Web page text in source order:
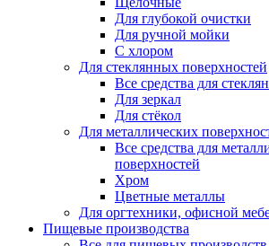
Для глубокой очистки
Для ручной мойки
С хлором
Для стеклянных поверхностей
Все средства для
Для зеркал
Для стёкол
Для металлических
Все средства для
поверхностей
Хром
Цветные металлы
Для оргтехники, офисной
Пищевые производства